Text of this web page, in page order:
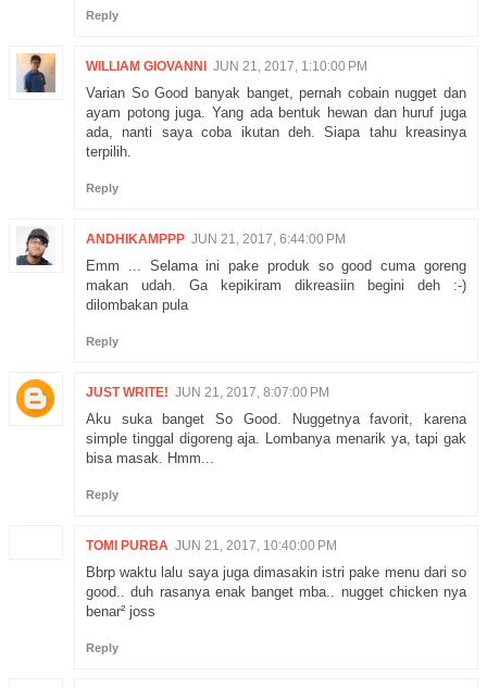
Reply
WILLIAM GIOVANNI JUN 21, 2017, 1:10:00 PM
Varian So Good banyak banget, pernah cobain nugget dan
ayam potong juga. Yang ada bentuk hewan dan huruf juga
ada, nanti saya coba ikutan deh. Siapa tahu kreasinya
terpilih.
Reply
ANDHIKAMPPP JUN 21, 2017, 6:44:00 PM
Emm ... Selama ini pake produk so good cuma goreng
makan udah. Ga kepikiram dikreasiin begini deh :-)
dilombakan pula
Reply
JUST WRITE! JUN 21, 2017, 8:07:00 PM
Aku suka banget So Good. Nuggetnya favorit, karena
simple tinggal digoreng aja. Lombanya menarik ya, tapi gak
bisa masak. Hmm...
Reply
TOMI PURBA JUN 21, 2017, 10:40:00 PM
Bbrp waktu lalu saya juga dimasakin istri pake menu dari so
good.. duh rasanya enak banget mba.. nugget chicken nya
benar² joss
Reply